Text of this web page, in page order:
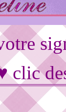
clic